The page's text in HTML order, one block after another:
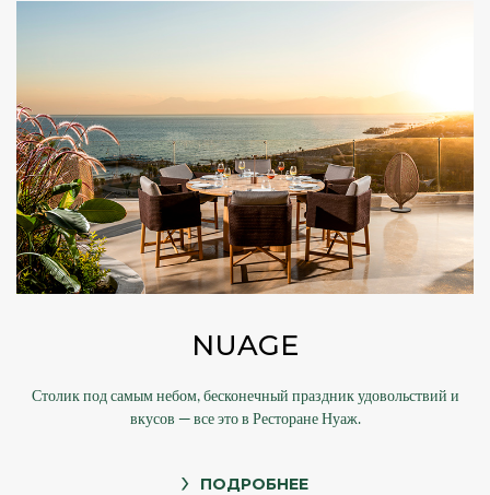
NUAGE
Столик под самым небом, бесконечный праздник удовольствий и
вкусов — все это в Ресторане Нуаж.
ПОДРОБНЕЕ